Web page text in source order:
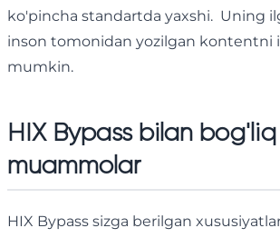
ko'pincha standartda yaxshi. Uning
inson tomonidan yozilgan kontentni
mumkin.
HIX Bypass bilan bog'liq
muammolar
HIX Bypass sizga berilgan